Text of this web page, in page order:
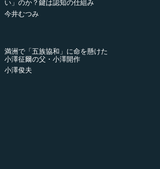
い」のか？鍵は認知の仕組み
今井むつみ
満洲で「五族協和」に命を懸けた
小澤征爾の父・小澤開作
小澤俊夫